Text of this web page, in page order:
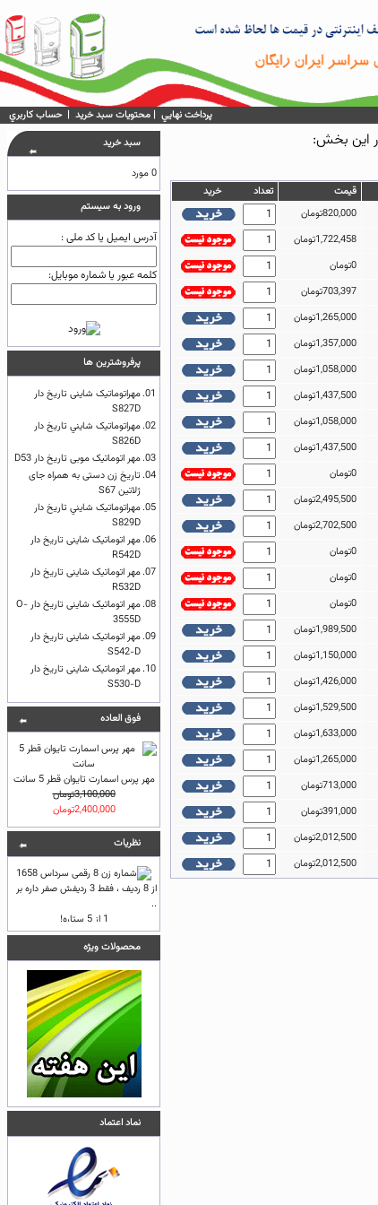
پرداخت نهايي | محتويات سبد خريد |حساب كاربري
قيمت تعداد
خريد
سبد خريد
0 مورد
ورود به سيستم
آدرس ایمیل یا کد ملی :
کلمه عبور یا شماره موبایل:
پرفروشترين ها
01. مهراتوماتیک شاینی تاریخ دار
S827D
02. مهراتوماتیک شايني تاریخ دار
S826D
03. مهر اتوماتیک موبی تاریخ دار D53
04. تاریخ زن دستی به همراه جای
ژلاتین S67
05. مهراتوماتیک شايني تاریخ دار
S829D
06. مهر اتوماتیک شاینی تاریخ دار
R542D
07. مهر اتوماتیک شاینی تاریخ دار
R532D
08.
مهر اتوماتیک شاینی تاریخ دار O-
3555D
09. مهر اتوماتیک شاینی تاریخ دار
S542-D
10. مهر اتوماتیک شاینی تاریخ دار
S530-D
فوق العاده
مهر پرس اسمارت تایوان قطر 5 سانت
3,100,000تومان
2,400,000تومان
نظريات
از 8 ردیف ، فقط 3 ردیفش صفر داره بر
..
محصولات ویژه
نماد اعتماد